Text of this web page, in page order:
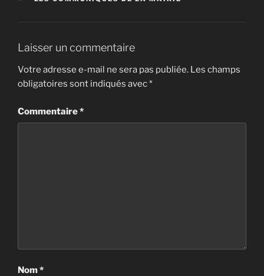
Laisser un commentaire
Votre adresse e-mail ne sera pas publiée. Les champs
obligatoires sont indiqués avec*
Commentaire*
Nom*